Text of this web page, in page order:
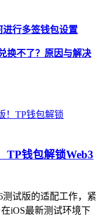
行多签钱包设置
换不了？原因与解决
TP钱包解锁Web3
测试版的适配工作，紧
iOS最新测试环境下